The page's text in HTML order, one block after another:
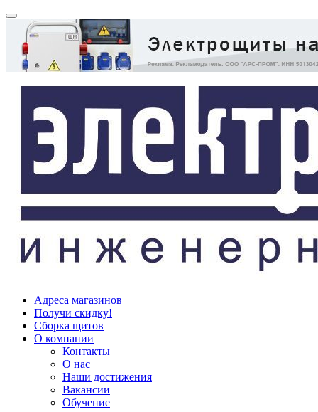
Адреса магазинов
Получи скидку!
Сборка щитов
О компании
Контакты
О нас
Наши достижения
Вакансии
Обучение